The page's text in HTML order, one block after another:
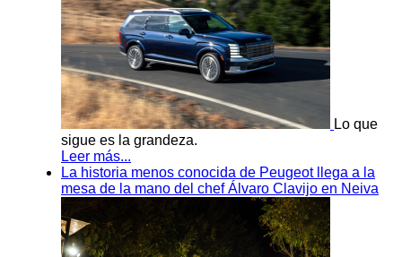
Lo que
sigue es la grandeza.
Leer más...
La historia menos conocida de Peugeot llega a la
mesa de la mano del chef Álvaro Clavijo en Neiva